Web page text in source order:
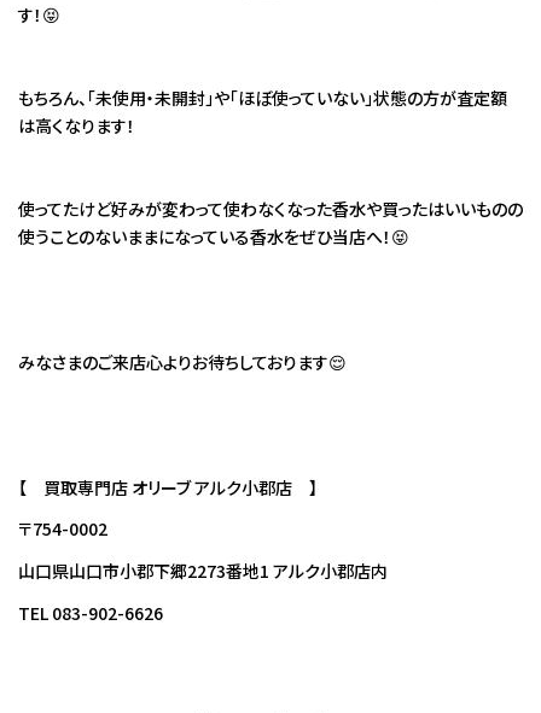
す！😝
もちろん、「未使用・未開封」や「ほぼ使っていない」状態の方が査定額
は高くなります！
使ってたけど好みが変わって使わなくなった香水や買ったはいいものの
使うことのないままになっている香水をぜひ当店へ！😝
みなさまのご来店心よりお待ちしております😌
【 買取専門店 オリーブ アルク小郡店 】
〒754-0002
山口県山口市小郡下郷2273番地1 アルク小郡店内
TEL 083-902-6626